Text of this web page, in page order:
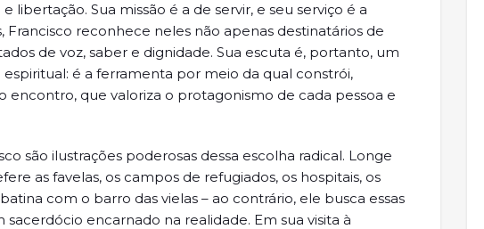
libertação. Sua missão é a de servir, e seu serviço é a
Francisco reconhece neles não apenas destinatários de
de voz, saber e dignidade. Sua escuta é, portanto, um
é a ferramenta por meio da qual constrói,
encontro, que valoriza o protagonismo de cada pessoa e
são ilustrações poderosas dessa escolha radical. Longe
as favelas, os campos de refugiados, os hospitais, os
com o barro das vielas – ao contrário, ele busca essas
encarnado na realidade. Em sua visita à